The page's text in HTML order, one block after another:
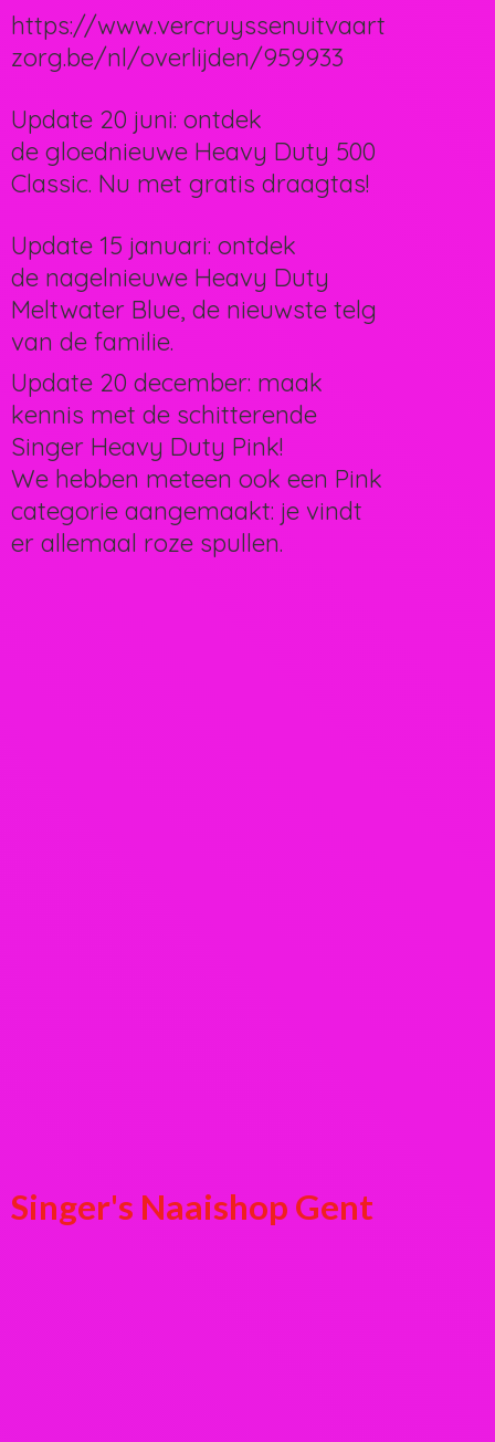
Singer's Naaishop Gent
https://www.vercruyssenuitvaart
zorg.be/nl/overlijden/959933
Update 20 juni: ontdek
de gloednieuwe Heavy Duty 500
Classic. Nu met gratis draagtas!
Update 15 januari: ontdek
de nagelnieuwe Heavy Duty
Meltwater Blue, de nieuwste telg
van de familie.
Update 20 december: maak
kennis met de schitterende
Singer Heavy Duty Pink!
We hebben meteen ook een Pink
categorie aangemaakt: je vindt
er allemaal roze spullen.